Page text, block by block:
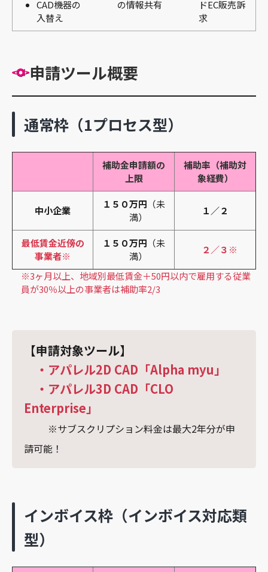
CAD機器の
入替え
の情報共有
ドEC販売訴
求
申請ツール概要
通常枠（1プロセス型）
補助金申請額の
上限
補助率（補助対
象経費）
中小企業
１５０万円 （未
満）
１／２
最低賃金近傍の
事業者※
１５０万円 （未
満）
２／３※
※3ヶ月以上、地域別最低賃⾦＋50円以内で雇用する従業
員が30％以上の事業者は補助率2/3
【申請対象ツール】
・アパレル2D CAD「Alpha myu」
・アパレル3D CAD「CLO
Enterprise」
※サブスクリプション料金は最大2年分が申
請可能！
インボイス枠（インボイス対応類
型）